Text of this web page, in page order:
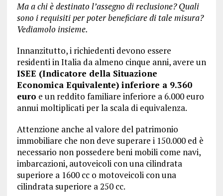
Ma a chi è destinato l’assegno di reclusione? Quali
sono i requisiti per poter beneficiare di tale misura?
Vediamolo insieme.
Innanzitutto, i richiedenti devono essere
residenti in Italia da almeno cinque anni, avere un
ISEE (Indicatore della Situazione
Economica Equivalente) inferiore a 9.360
euro e un reddito familiare inferiore a 6.000 euro
annui moltiplicati per la scala di equivalenza.
Attenzione anche al valore del patrimonio
immobiliare che non deve superare i 150.000 ed è
necessario non possedere beni mobili come navi,
imbarcazioni, autoveicoli con una cilindrata
superiore a 1600 cc o motoveicoli con una
cilindrata superiore a 250 cc.